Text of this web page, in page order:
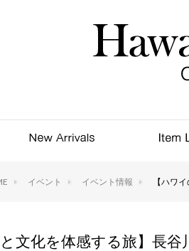
イベント イベント情報 【ハワ
文化を体感する旅】長